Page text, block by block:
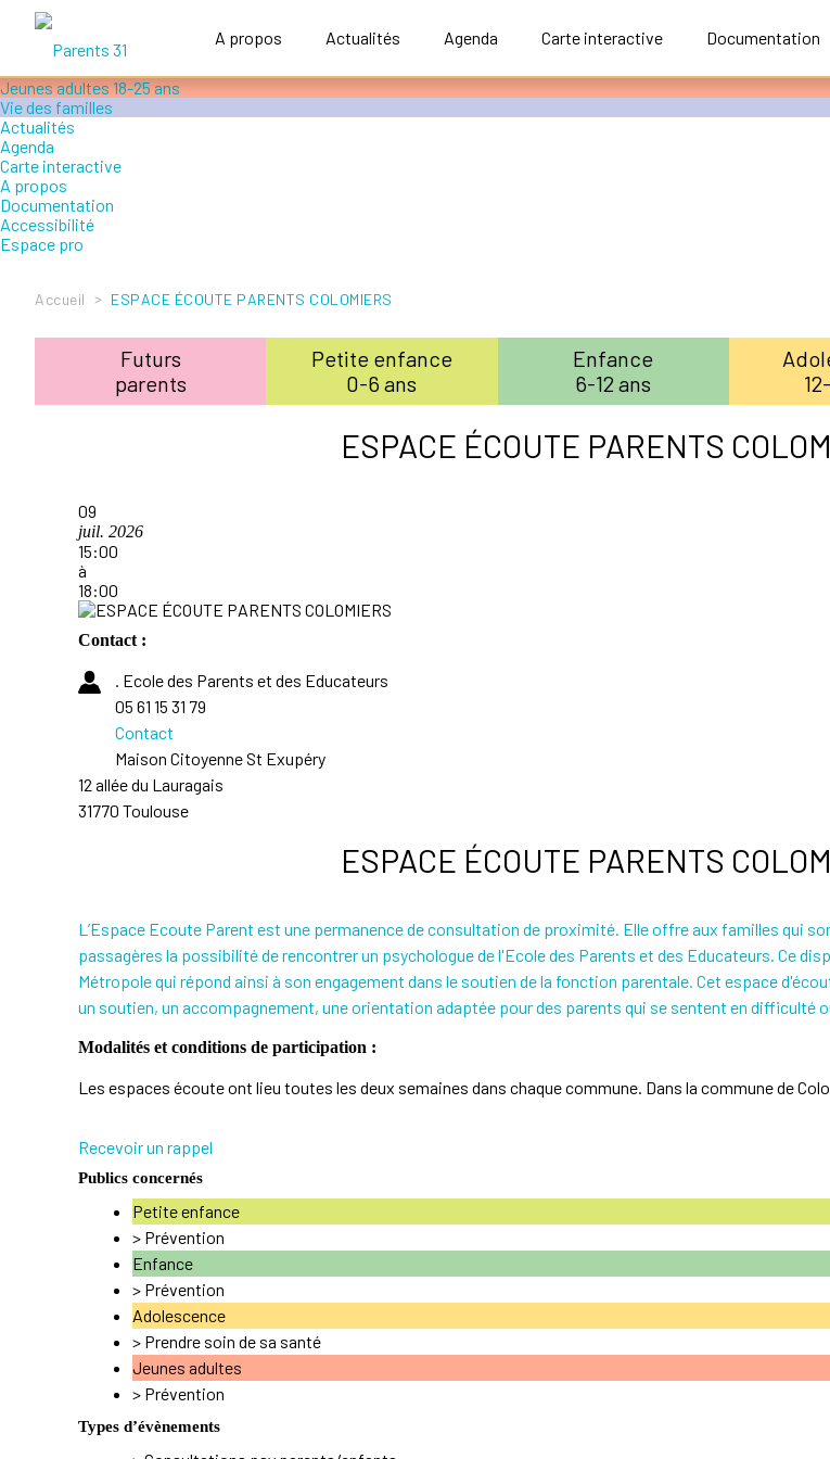
A propos Actualités Agenda Carte interactive Documentation
Accompagner le handicap
Petite enfance 0-6 ans
Enfance 6-12 ans
Jeunes adultes 18-25 ans
Vie des familles
Actualités
Agenda
Carte interactive
A propos
Documentation
Accessibilité
Espace pro
Accueil > ESPACE ÉCOUTE PARENTS COLOMIERS
Futurs
parents
Petite enfance
0-6 ans
Enfance
6-12 ans
ESPACE ÉCOUTE PARENTS
09
juil. 2026
15:00
à
18:00
Contact :
. Ecole des Parents et des Educateurs
05 61 15 31 79
Contact
Maison Citoyenne St Exupéry
12 allée du Lauragais
31770 Toulouse
ESPACE ÉCOUTE PARENTS
L’Espace Ecoute Parent est une permanence de consultation de proximité. Elle offre aux familles qui
passagères la possibilité de rencontrer un psychologue de l'Ecole des Parents et des Educateurs. Ce
Métropole qui répond ainsi à son engagement dans le soutien de la fonction parentale. Cet espace
un soutien, un accompagnement, une orientation adaptée pour des parents qui se sentent en difficulté
Modalités et conditions de participation :
Les espaces écoute ont lieu toutes les deux semaines dans chaque commune. Dans la commune de
Recevoir un rappel
Publics concernés
Petite enfance
> Prévention
Enfance
> Prévention
Adolescence
> Prendre soin de sa santé
Jeunes adultes
> Prévention
Types d’évènements